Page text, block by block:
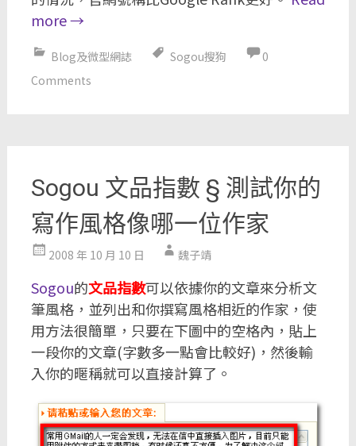
more→
Blog及微型網誌 Sogou搜狗
0
Comments
Sogou 文品指數 § 測試你的
寫作風格像哪一位作家
2008 年 10 月 10 日 魏子靖
Sogou的文品指數可以依據你的文章來分析文
筆風格，並列出和你撰寫風格相近的作家，使
用方法很簡單，只要在下圖中的空格內，貼上
一段你的文章(字數多一點會比較好)，然後輸
入你的暱稱就可以直接計算了。